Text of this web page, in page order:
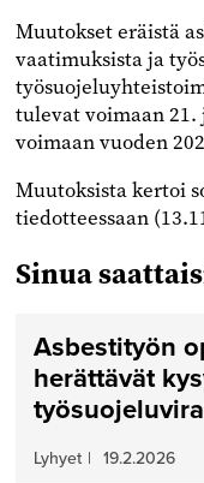
Muutokset eräistä
vaatimuksista ja
tulevat voimaan
voimaan vuoden
Muutoksista kertoi
tiedotteessaan
Sinua
Asbestityön
herättävät
Lyhyet | 19.2.2026